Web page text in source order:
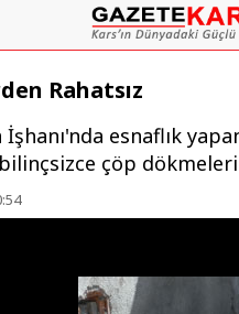
Rahatsız
esnaflık
çöp